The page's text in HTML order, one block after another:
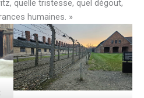
quelle tristesse, quel dégout,
humaines. »